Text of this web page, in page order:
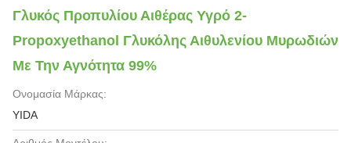
Γλυκός Προπυλίου Αιθέρας Υγρό 2-
Propoxyethanol Γλυκόλης Αιθυλενίου Μυρωδιών
Με Την Αγνότητα 99%
Ονομασία Μάρκας:
YIDA